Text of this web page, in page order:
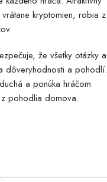
kryptomien, robia z
že všetky otázky a
dôveryhodnosti a pohodlí.
a ponúka hráčom
pohodlia domova.